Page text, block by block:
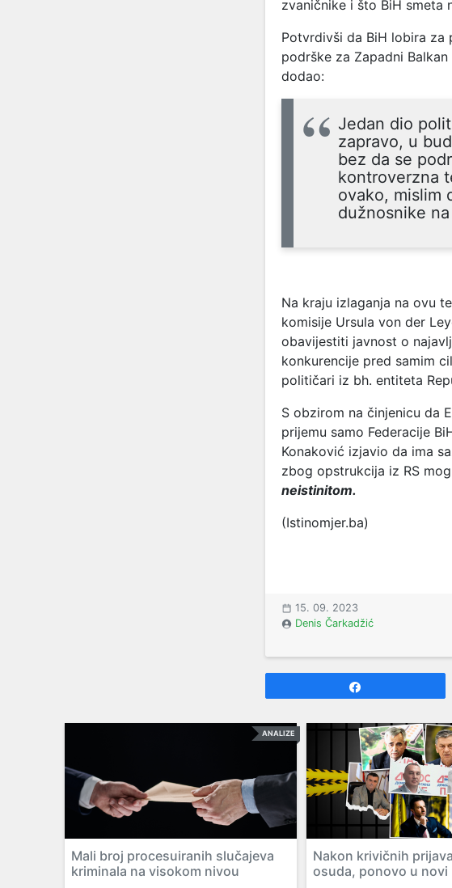
zvaničnike i što BiH smeta
Potvrdivši da BiH lobira za
podrške za Zapadni
dodao:
Jedan dio
zapravo, u
bez da se
kontroverzna
ovako, mislim
dužnosnike
Na kraju izlaganja na ovu
komisije Ursula von der
obavijestiti javnost o
konkurencije pred samim
političari iz bh. entiteta
S obzirom na činjenicu da
prijemu samo Federacije
Konaković izjavio da ima
zbog opstrukcija iz RS
neistinitom.
(Istinomjer.ba)
15. 09. 2023
Denis Čarkadžić
ANALIZE
Mali broj procesuiranih slučajeva
kriminala na visokom nivou
Nakon krivičnih
osuda, ponovo u novi